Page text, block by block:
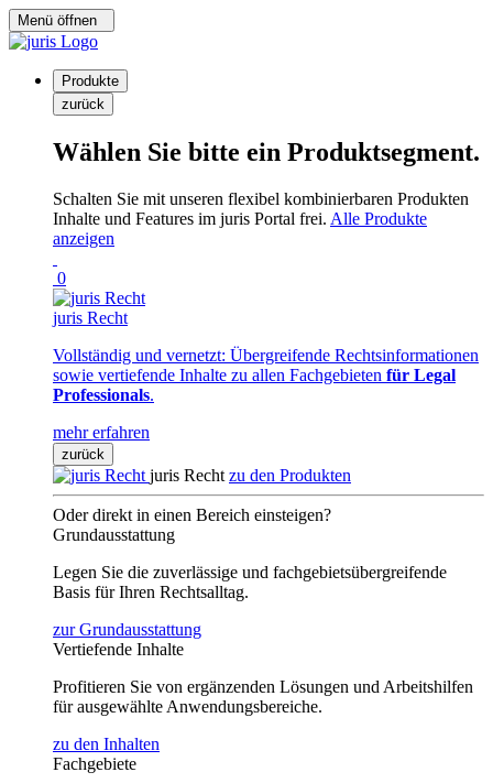
Menü öffnen
Produkte
zurück
Wählen Sie bitte ein Produktsegment.
Schalten Sie mit unseren flexibel kombinierbaren Produkten
Inhalte und Features im juris Portal frei. Alle Produkte
anzeigen
0
juris Recht
Vollständig und vernetzt: Übergreifende Rechtsinformationen
sowie vertiefende Inhalte zu allen Fachgebieten für Legal
Professionals.
mehr erfahren
zurück
juris Recht zu den Produkten
Oder direkt in einen Bereich einsteigen?
Grundausstattung
Legen Sie die zuverlässige und fachgebietsübergreifende
Basis für Ihren Rechtsalltag.
zur Grundausstattung
Vertiefende Inhalte
Profitieren Sie von ergänzenden Lösungen und Arbeitshilfen
für ausgewählte Anwendungsbereiche.
zu den Inhalten
Fachgebiete